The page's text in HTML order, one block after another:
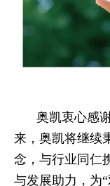
奥凯衷心感
来，奥凯将继续
念，与行业同仁
与发展助力，为